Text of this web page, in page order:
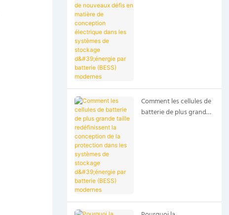
Comment les cellules de
batterie de plus grande